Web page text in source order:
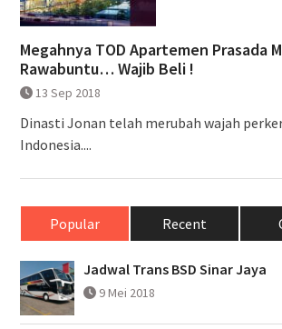
Megahnya TOD Apartemen Prasada
Rawabuntu… Wajib Beli !
13 Sep 2018
Dinasti Jonan telah merubah wajah
Indonesia....
Popular Recent
Jadwal Trans BSD Sinar Jaya
9 Mei 2018